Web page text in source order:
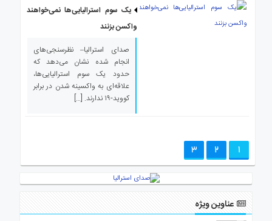
یک سوم استرالیایی‌ها نمی‌خواهند
واکسن بزنند
صدای استرالیا– نظرسنجی‌های
انجام شده نشان می‌دهد که
حدود یک سوم استرالیایی‌ها،
علاقه‌ای به واکسینه شدن در برابر
کووید-۱۹ ندارند. […]
1
2
3
عناوین ویژه